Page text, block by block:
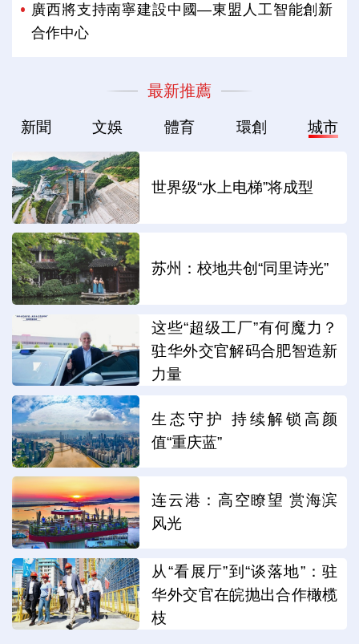
廣西將支持南寧建設中國—東盟人工智能創新
合作中心
最新推薦
新聞 文娛 體育 環創 城市
世界级“水上电梯”将成型
苏州：校地共创“同里诗光”
这些“超级工厂”有何魔力？
驻华外交官解码合肥智造新
力量
生态守护 持续解锁高颜
值“重庆蓝”
连云港：高空瞭望 赏海滨
风光
从“看展厅”到“谈落地”：驻
华外交官在皖抛出合作橄榄
枝